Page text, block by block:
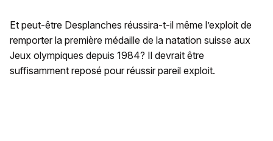
Et peut-être Desplanches réussira-t-il même l’exploit de
remporter la première médaille de la natation suisse aux
Jeux olympiques depuis 1984? Il devrait être
suffisamment reposé pour réussir pareil exploit.